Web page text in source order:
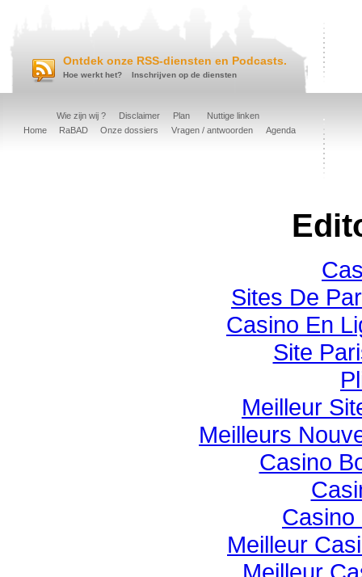
Ontdek onze RSS-diensten en Podcasts.
Hoe werkt het? Inschrijven op de diensten
Wie zijn wij ? Disclaimer Plan
Nuttige linken
Home
RaBAD Onze dossiers Vragen / antwoorden Agenda
Sites De
Casino En
Site
Meilleur
Meilleurs
Casino
Casino
Meilleur
Meilleur